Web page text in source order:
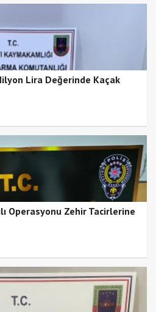
Lira Değerinde Kaçak
Operasyonu Zehir Tacirlerine